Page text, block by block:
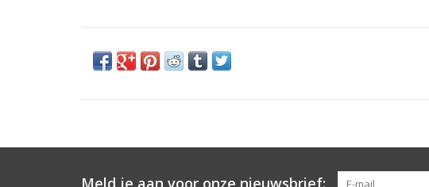
Meld je aan voor onze nieuwsbrief: